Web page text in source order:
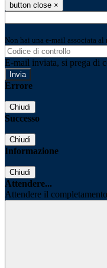
button close ×
Non hai una e-mail associata
E-mail inviata, si prega di
Errore
Chiudi
Successo
Chiudi
Informazione
Chiudi
Attendere...
Attendere il